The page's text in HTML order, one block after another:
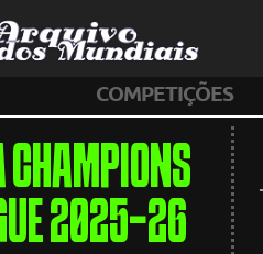
COMPETIÇÕES
CHAMPIONS
2025-26